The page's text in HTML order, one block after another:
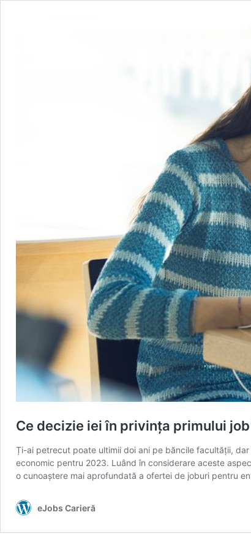
Ce decizie iei în privința primului
Ți-ai petrecut poate ultimii doi ani pe băncile facultății,
economic pentru 2023. Luând în considerare aceste
o cunoaștere mai aprofundată a ofertei de joburi pentru
eJobs Carieră